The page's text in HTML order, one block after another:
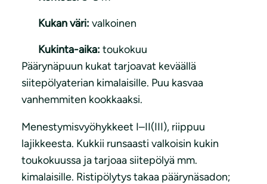
Kukan väri: valkoinen
Kukinta-aika: toukokuu
Päärynäpuun kukat tarjoavat keväällä
siitepölyaterian kimalaisille. Puu kasvaa
vanhemmiten kookkaaksi.
Menestymisvyöhykkeet I–II(III), riippuu
lajikkeesta. Kukkii runsaasti valkoisin kukin
toukokuussa ja tarjoaa siitepölyä mm.
kimalaisille. Ristipölytys takaa päärynäsadon;